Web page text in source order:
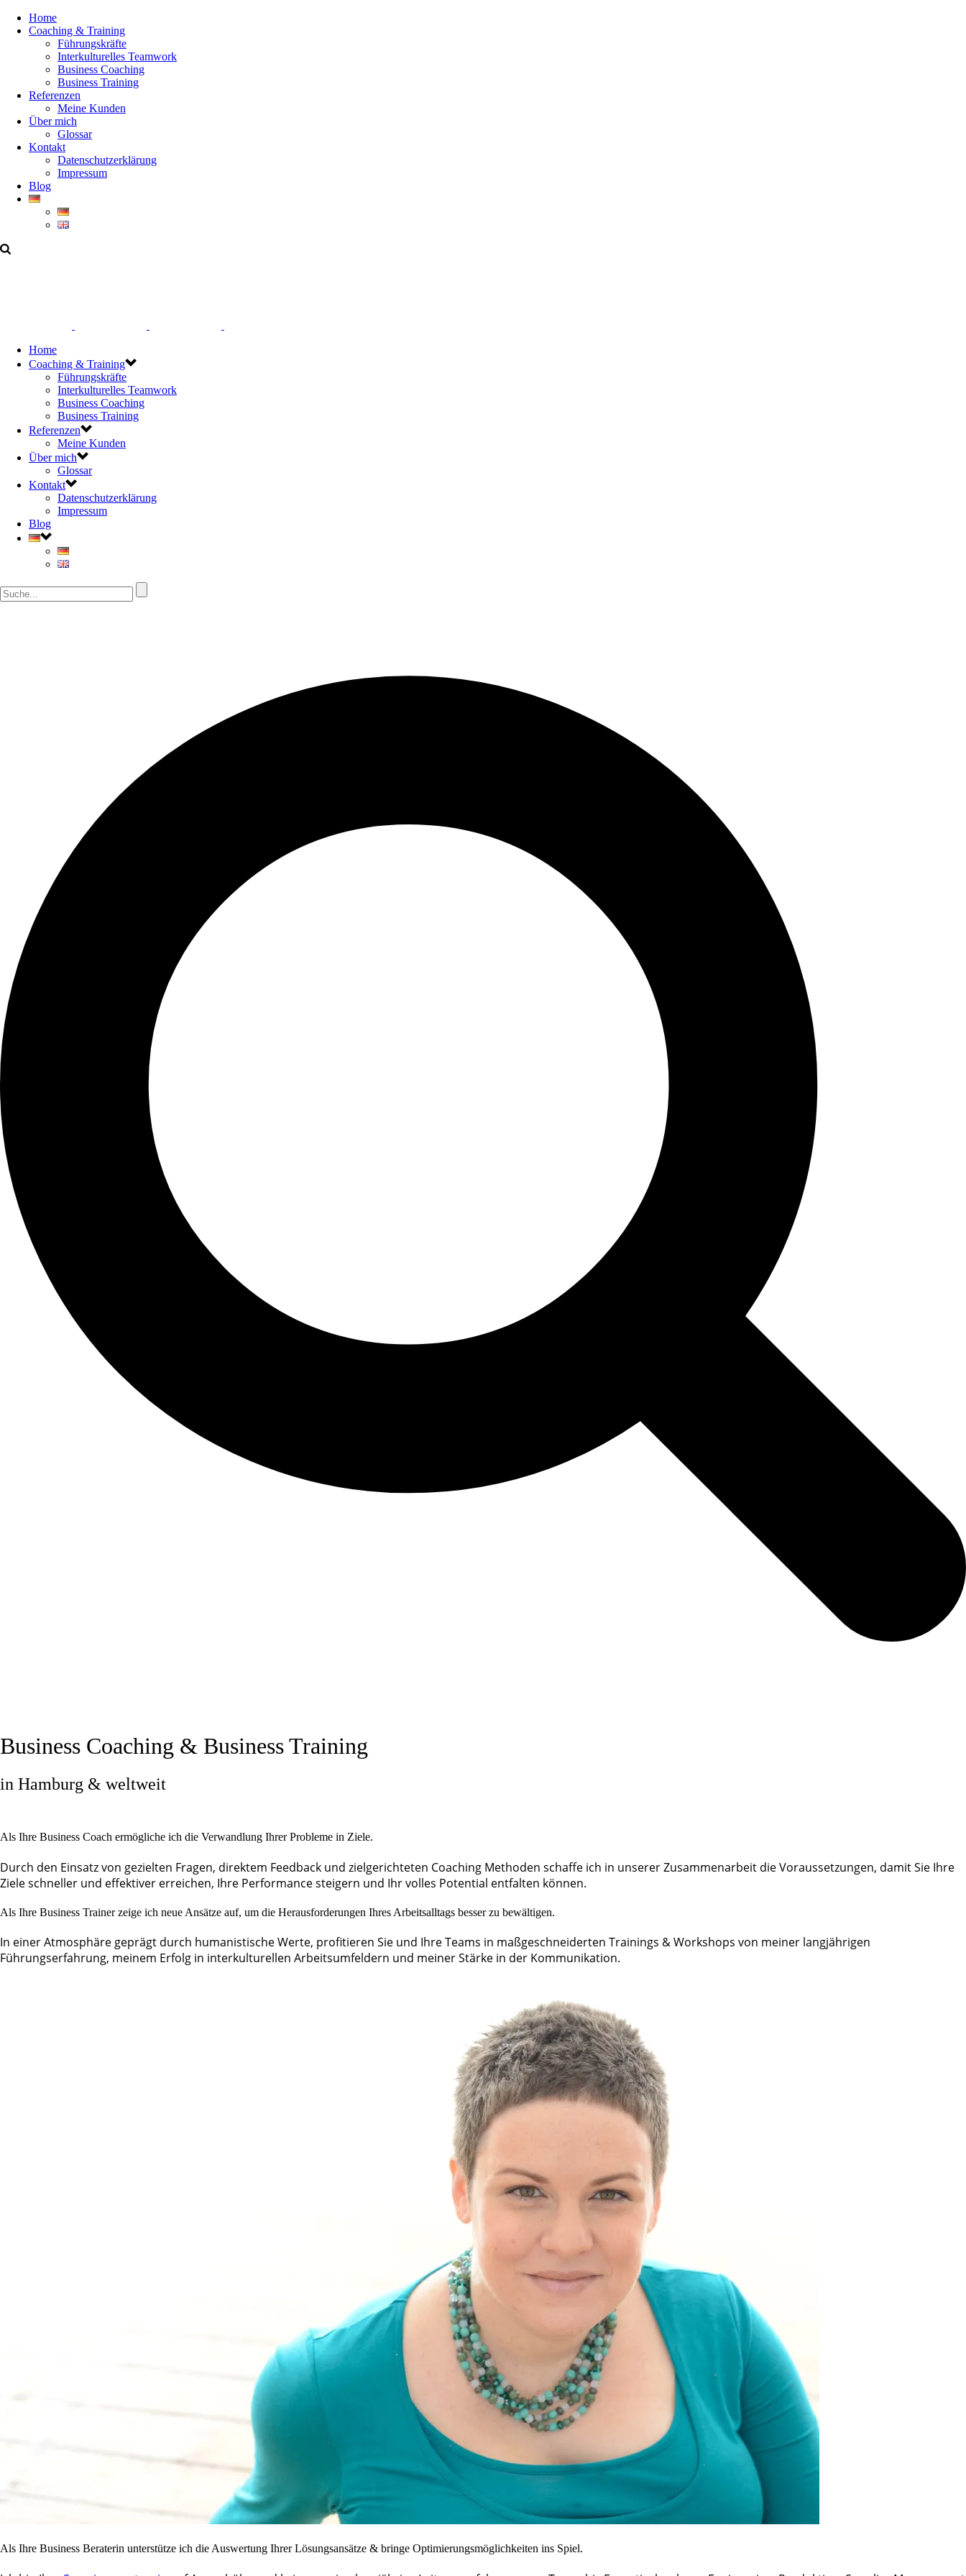
Home
Coaching & Training
Führungskräfte
Interkulturelles Teamwork
Business Coaching
Business Training
Referenzen
Meine Kunden
Über mich
Glossar
Kontakt
Datenschutzerklärung
Impressum
Blog
Home
Coaching & Training
Führungskräfte
Interkulturelles Teamwork
Business Coaching
Business Training
Referenzen
Meine Kunden
Über mich
Glossar
Kontakt
Datenschutzerklärung
Impressum
Blog
Business Coaching & Business Training
in Hamburg & weltweit
Als Ihre Business Coach ermögliche ich die Verwandlung Ihrer Probleme in Ziele.
Durch den Einsatz von gezielten Fragen, direktem Feedback und zielgerichteten Coaching Methoden schaffe ich in unserer Zusammenarbeit die Voraussetzungen, damit Sie Ihre
Ziele schneller und effektiver erreichen, Ihre Performance steigern und Ihr volles Potential entfalten können.
Als Ihre Business Trainer zeige ich neue Ansätze auf, um die Herausforderungen Ihres Arbeitsalltags besser zu bewältigen.
In einer Atmosphäre geprägt durch humanistische Werte, profitieren Sie und Ihre Teams in maßgeschneiderten Trainings & Workshops von meiner langjährigen
Führungserfahrung, meinem Erfolg in interkulturellen Arbeitsumfeldern und meiner Stärke in der Kommunikation.
Als Ihre Business Beraterin unterstütze ich die Auswertung Ihrer Lösungsansätze & bringe Optimierungsmöglichkeiten ins Spiel.